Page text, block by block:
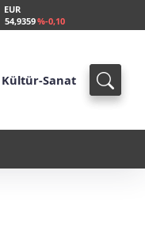
64,1203%0,10
Kültür-Sanat